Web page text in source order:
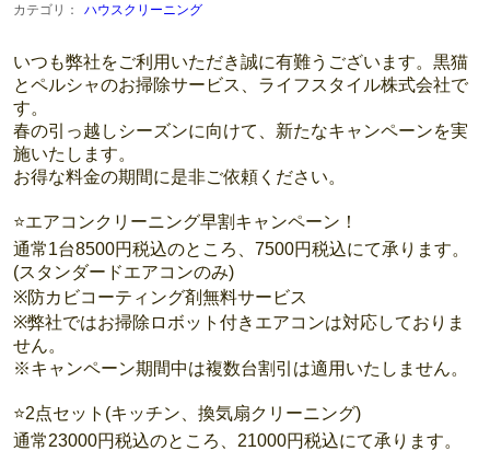
カテゴリ：
ハウスクリーニング
いつも弊社をご利用いただき誠に有難うございます。黒猫
とペルシャのお掃除サービス、ライフスタイル株式会社で
す。
春の引っ越しシーズンに向けて、新たなキャンペーンを実
施いたします。
お得な料金の期間に是非ご依頼ください。
⭐️エアコンクリーニング早割キャンペーン！
通常1台8500円税込のところ、7500円税込にて承ります。
(スタンダードエアコンのみ)
※防カビコーティング剤無料サービス
※弊社ではお掃除ロボット付きエアコンは対応しておりま
せん。
※キャンペーン期間中は複数台割引は適用いたしません。
⭐️2点セット(キッチン、換気扇クリーニング)
通常23000円税込のところ、21000円税込にて承ります。